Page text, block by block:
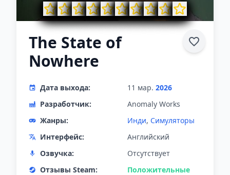
The State of
Nowhere
Дата выхода: 11 мар. 2026
Разработчик:
Anomaly Works
Жанры:
Инди, Симуляторы
Интерфейс:
Английский
Озвучка:
Отсутствует
Отзывы Steam:
Положительные